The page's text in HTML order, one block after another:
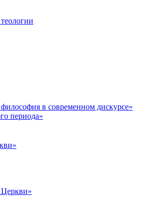
в современном дискурсе»
периода»
Церкви»